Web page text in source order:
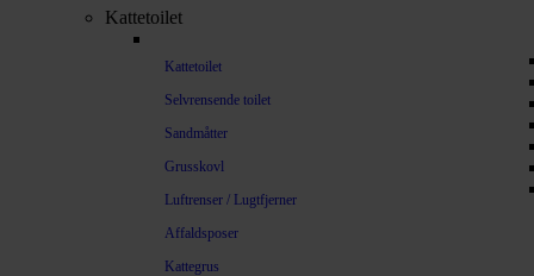
Kattetoilet
Kattetoilet
Selvrensende toilet
Sandmåtter
Grusskovl
Luftrenser / Lugtfjerner
Affaldsposer
Kattegrus